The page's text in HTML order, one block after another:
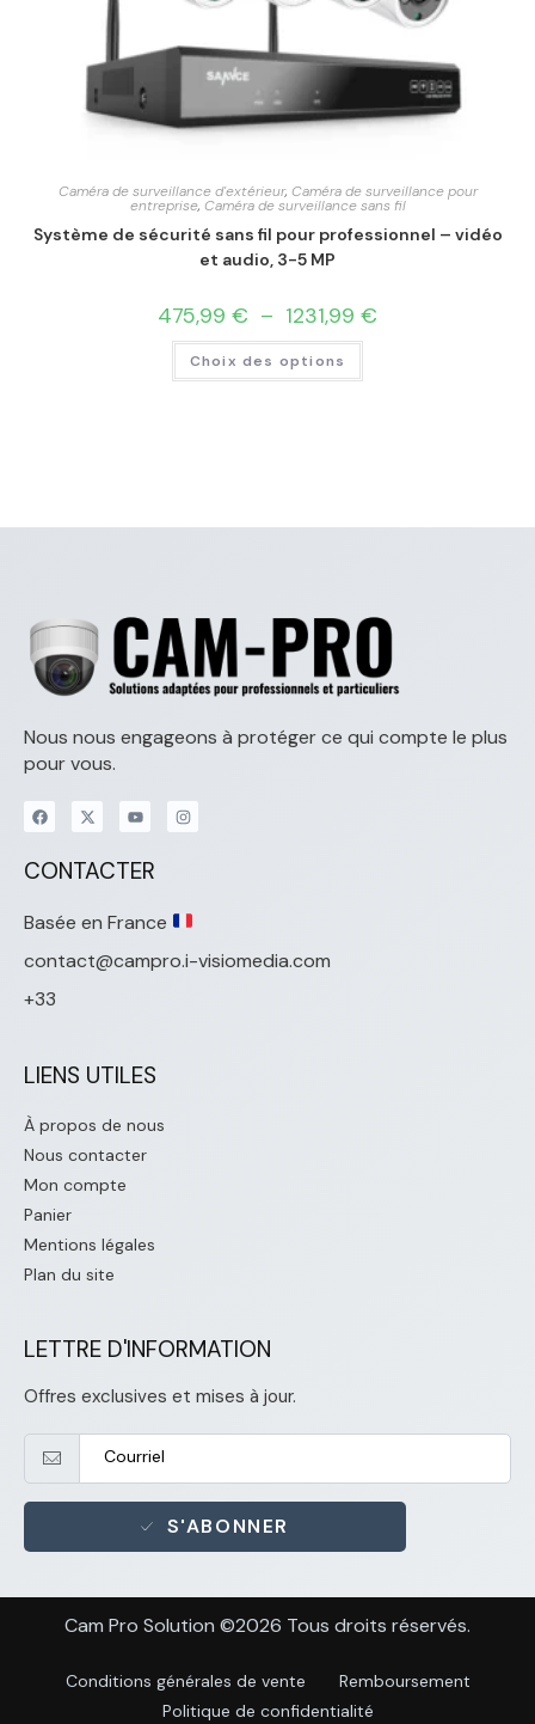
Caméra de surveillance d'extérieur, Caméra de surveillance pour
entreprise, Caméra de surveillance sans fil
Système de sécurité sans fil pour professionnel – vidéo
et audio, 3-5 MP
475,99 € – 1231,99 €
Choix des options
Nous nous engageons à protéger ce qui compte le plus
pour vous.
CONTACTER
Basée en France
contact@campro.i-visiomedia.com
+33
LIENS UTILES
À propos de nous
Nous contacter
Mon compte
Panier
Mentions légales
Plan du site
LETTRE D'INFORMATION
Offres exclusives et mises à jour.
S'ABONNER
Cam Pro Solution ©2026 Tous droits réservés.
Conditions générales de vente
Remboursement
Politique de confidentialité